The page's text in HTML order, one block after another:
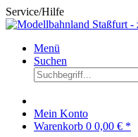
Service/Hilfe
Menü
Suchen
Mein Konto
Warenkorb 0 0,00 € *